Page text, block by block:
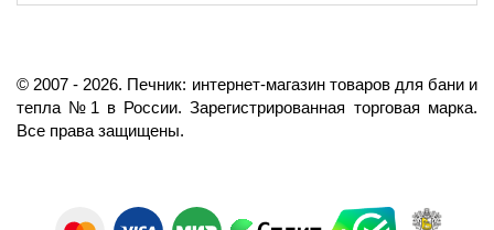
©️2007 - 2026. Печник: интернет-магазин товаров для бани и
тепла №1 в России. Зарегистрированная торговая марка.
Все права защищены.